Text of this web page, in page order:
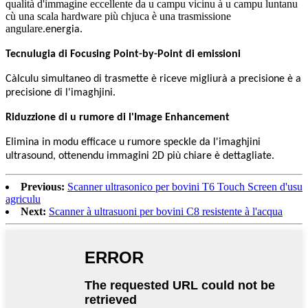
qualità d'immagine eccellente da u campu vicinu à u campu luntanu
cù una scala hardware più chjuca è una trasmissione
angulare.energia.
Tecnulugia di Focusing Point-by-Point di emissioni
Càlculu simultaneo di trasmette è riceve migliurà a precisione è a
precisione di l'imaghjini.
Riduzzione di u rumore di l'Image Enhancement
Elimina in modu efficace u rumore speckle da l'imaghjini
ultrasound, ottenendu immagini 2D più chiare è dettagliate.
Previous: Scanner ultrasonico per bovini T6 Touch Screen d'usu
agriculu
Next: Scanner à ultrasuoni per bovini C8 resistente à l'acqua